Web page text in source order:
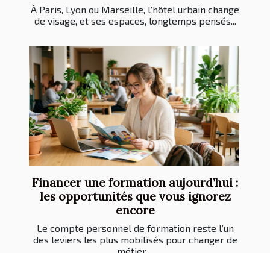
À Paris, Lyon ou Marseille, l’hôtel urbain change
de visage, et ses espaces, longtemps pensés...
Financer une formation aujourd’hui :
les opportunités que vous ignorez
encore
Le compte personnel de formation reste l’un
des leviers les plus mobilisés pour changer de